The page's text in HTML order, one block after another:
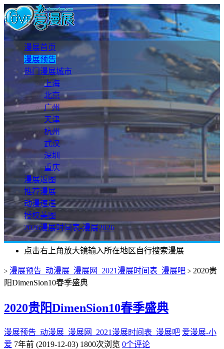
漫展首页
漫展预告
热门漫展城市
上海
北京
广州
天津
杭州
武汉
深圳
重庆
漫展返图
推荐漫展
动漫速递
授权美图
2026漫展时间表-漫展2026
点击右上角放大镜输入所在地区自行搜索漫展
> 漫展预告_动漫展_漫展网_2021漫展时间表_漫展吧 > 2020贵
阳DimenSion10春季盛典
2020贵阳DimenSion10春季盛典
漫展预告_动漫展_漫展网_2021漫展时间表_漫展吧 爱漫展-小
爱 7年前 (2019-12-03) 1800次浏览 0个评论